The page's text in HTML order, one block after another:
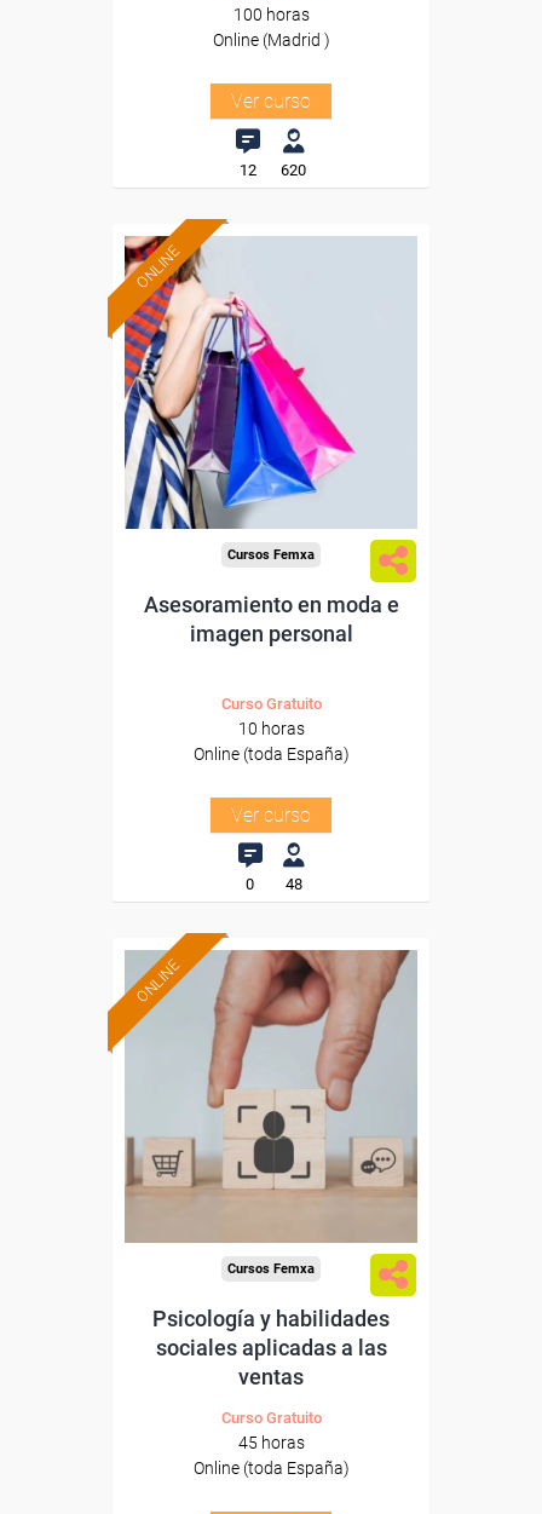
100 horas
Online (Madrid )
Ver curso
12 620
ONLINE
Formación 100%
subvencionada.
Para desempleados,
trabajadores y autónomos.
Sector
-Grandes Almacenes.
Cursos Femxa
Asesoramiento en moda e
imagen personal
Curso Gratuito
10 horas
Online (toda España)
Ver curso
0 48
ONLINE
Formación 100%
subvencionada.
Para desempleados,
trabajadores y autónomos.
Sector
-Grandes Almacenes.
Cursos Femxa
Psicología y habilidades
sociales aplicadas a las
ventas
Curso Gratuito
45 horas
Online (toda España)